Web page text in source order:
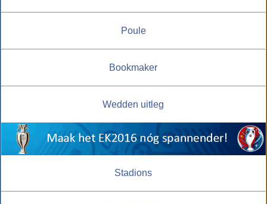
Poule
Bookmaker
Wedden uitleg
Stadions